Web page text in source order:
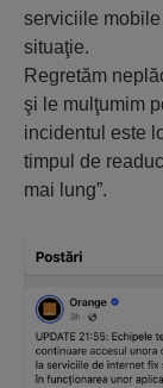
serviciile
situaţie.
Regretăm
şi le mulţumim
incidentul este
timpul de
mai lung”.